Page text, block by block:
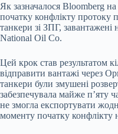
Як зазначалося Bloomberg
початку конфлікту
танкери зі ЗПГ,
National Oil Co.
Цей крок став результатом
відправити вантажі через
танкери були змушені
забезпечувала майже п’яту
не змогла експортувати
моменту початку конфлікту